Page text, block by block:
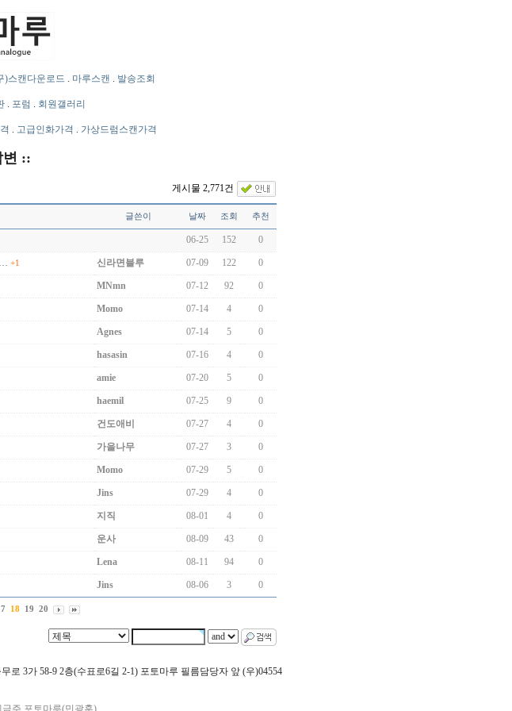
)스캔다운로드 . 마루스캔 . 발송조회
. 포럼 . 회원갤러리
. 고급인화가격 . 가상드럼스캔가격
변 ::
게시물 2,771건
글쓴이 날짜 조회 추천
06-25 152 0
… +1 신라면블루 07-09 122 0
MNmn 07-12 92 0
Momo 07-14 4 0
Agnes 07-14 5 0
hasasin 07-16 4 0
amie 07-20 5 0
haemil 07-25 9 0
건도애비 07-27 4 0
가을나무 07-27 3 0
Momo 07-29 5 0
Jins 07-29 4 0
지직 08-01 4 0
운사 08-09 43 0
Lena 08-11 94 0
Jins 08-06 3 0
18 19 20
로 3가 58-9 2층(수표로6길 2-1) 포토마루 필름담당자 앞 (우)04554
금주 포토마루(민광훈)